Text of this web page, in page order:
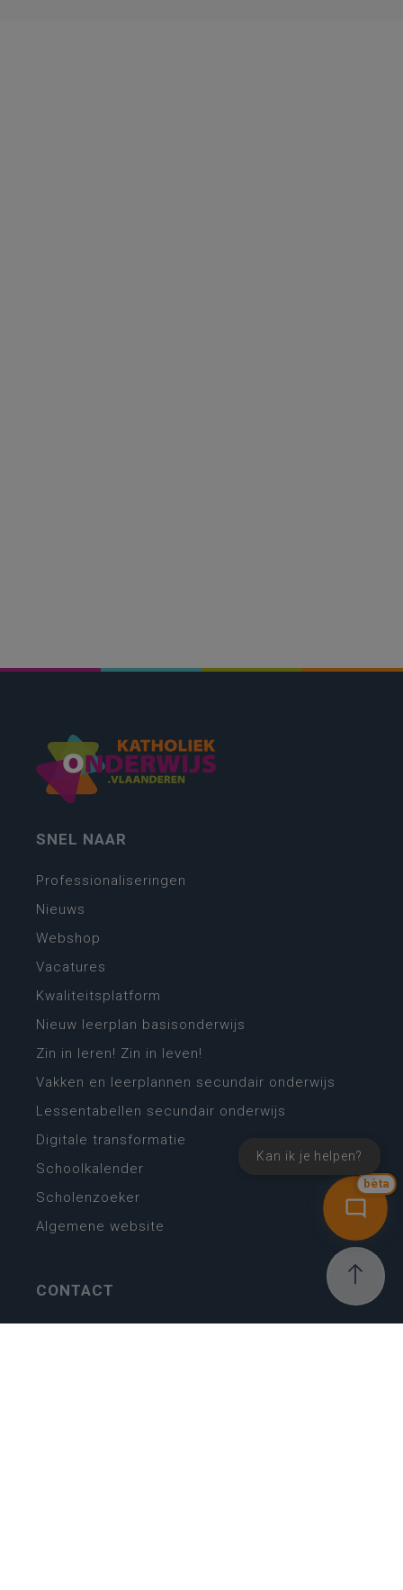
bèta
Kan ik je helpen?
SNEL NAAR
Professionaliseringen
Nieuws
Webshop
Vacatures
Kwaliteitsplatform
Nieuw leerplan basisonderwijs
Zin in leren! Zin in leven!
Vakken en leerplannen secundair onderwijs
Lessentabellen secundair onderwijs
Digitale transformatie
Schoolkalender
Scholenzoeker
Algemene website
CONTACT